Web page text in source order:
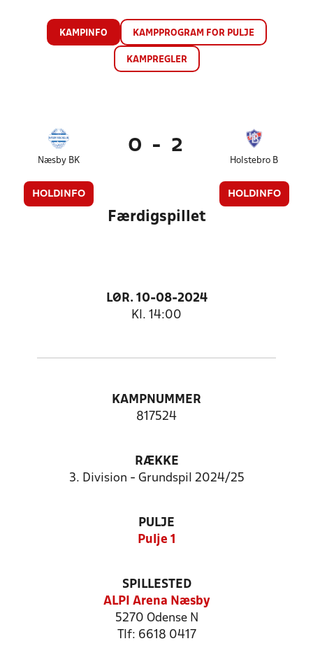
KAMPINFO KAMPPROGRAM FOR PULJE
KAMPREGLER
Næsby BK
HOLDINFO
0 - 2
Holstebro B
HOLDINFO
Færdigspillet
LØR. 10-08-2024
Kl. 14:00
KAMPNUMMER
817524
RÆKKE
3. Division - Grundspil 2024/25
PULJE
Pulje 1
SPILLESTED
ALPI Arena Næsby
5270 Odense N
Tlf: 6618 0417